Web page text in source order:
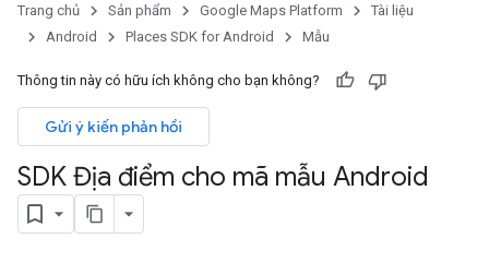
Trang chủ Sản phẩm Google Maps Platform
Tài liệu
Android
Places SDK for Android Mẫu
Thông tin này có hữu ích không cho bạn không?
Gửi ý kiến phản hồi
SDK Địa điểm cho mã mẫu Android